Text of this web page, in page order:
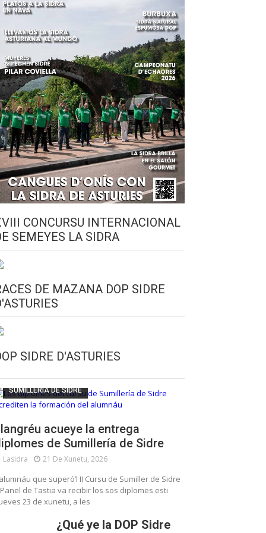
CONCURSU INTERNACIONAL
SEMEYES LA SIDRA
DE MAZANA DOP SIDRE
SIDRE D'ASTURIES
ESCUELA DE SUMILLERÍA DE LA SIDRE
SUMILLERÍA DE SIDRE
acueye la entrega
de Sumillería de Sidre
Lasidra 21 De Xunetu, 2026
que superó’l II Cursu de Sumiller de Sidre
de Tastia va recibir los sos diplomes esti
23 de xunetu, a les
¿Qué ye la DOP Sidre